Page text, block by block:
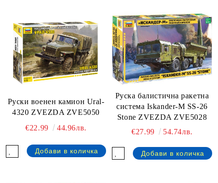
Руски военен камион Ural-
4320 ZVEZDA ZVE5050
€22.99
44.96лв.
Руска балистична ракетна
система Iskander-M SS-26
Stone ZVEZDA ZVE5028
€27.99
54.74лв.